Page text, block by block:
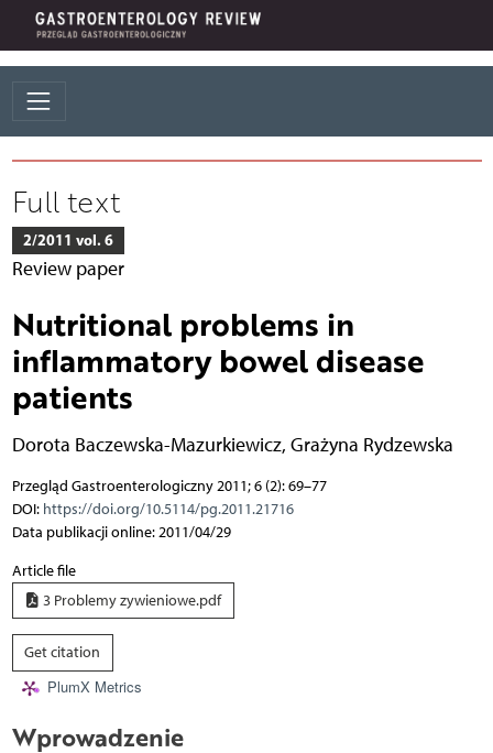
Full text
2/2011 vol. 6
Review paper
Nutritional problems in
inflammatory bowel disease
patients
Dorota Baczewska-Mazurkiewicz, Grażyna Rydzewska
Przegląd Gastroenterologiczny 2011; 6 (2): 69–77
DOI: https://doi.org/10.5114/pg.2011.21716
Data publikacji online: 2011/04/29
Article file
3 Problemy zywieniowe.pdf
Get citation
PlumX Metrics
Wprowadzenie